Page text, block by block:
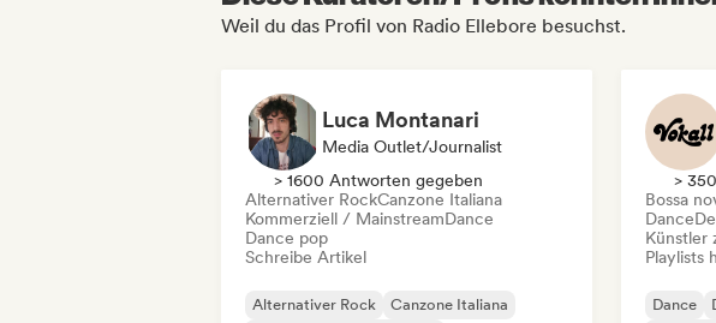
Weil du das Profil von Radio Ellebore besuchst.
Luca Montanari
Media Outlet/Journalist
> 1600 Antworten gegeben
Alternativer RockCanzone Italiana
Kommerziell / MainstreamDance
Dance pop
Schreibe Artikel
Alternativer Rock
Canzone Italiana
>
Bossa
Dance
Künstler
Playlists
Dance